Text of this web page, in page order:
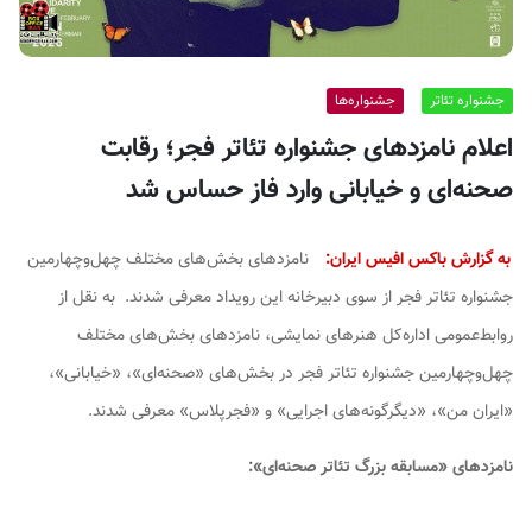
جشنواره تئاتر جشنواره‌ها
اعلام نامزدهای جشنواره تئاتر فجر؛ رقابت
صحنه‌ای و خیابانی وارد فاز حساس شد
به گزارش باکس افیس ایران:
نامزدهای بخش‌های مختلف چهل‌وچهارمین
جشنواره تئاتر فجر از سوی دبیرخانه این رویداد معرفی شدند. به نقل از
روابط‌عمومی اداره‌کل هنرهای نمایشی، نامزدهای بخش‌های مختلف
چهل‌وچهارمین جشنواره تئاتر فجر در بخش‌های «صحنه‌ای»، «خیابانی»،
«ایران من»، «دیگرگونه‌های اجرایی» و «فجرپلاس» معرفی شدند.
نامزدهای «مسابقه بزرگ تئاتر صحنه‌ای»: